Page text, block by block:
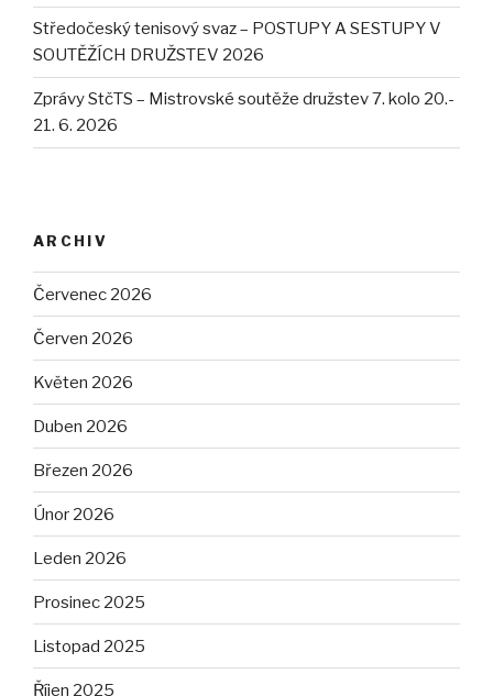
Středočeský tenisový svaz – POSTUPY A SESTUPY V
SOUTĚŽÍCH DRUŽSTEV 2026
Zprávy StčTS – Mistrovské soutěže družstev 7. kolo 20.-
21. 6. 2026
ARCHIV
Červenec 2026
Červen 2026
Květen 2026
Duben 2026
Březen 2026
Únor 2026
Leden 2026
Prosinec 2025
Listopad 2025
Říjen 2025